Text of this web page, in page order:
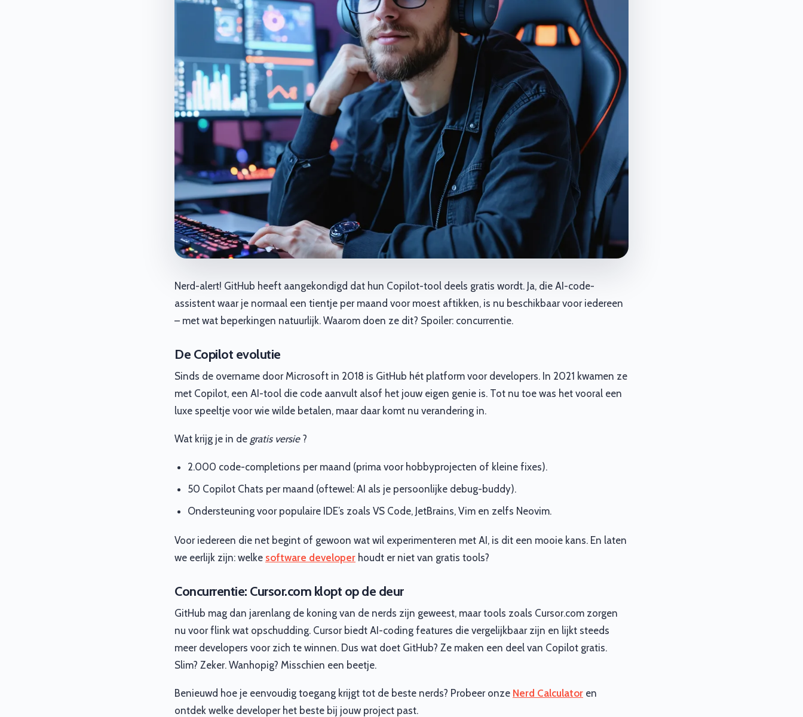
Nerd-alert! GitHub heeft aangekondigd dat hun Copilot-tool deels gratis wordt. Ja, die AI-code-
assistent waar je normaal een tientje per maand voor moest aftikken, is nu beschikbaar voor iedereen
– met wat beperkingen natuurlijk. Waarom doen ze dit? Spoiler: concurrentie.
De Copilot evolutie
Sinds de overname door Microsoft in 2018 is GitHub hét platform voor developers. In 2021 kwamen ze
met Copilot, een AI-tool die code aanvult alsof het jouw eigen genie is. Tot nu toe was het vooral een
luxe speeltje voor wie wilde betalen, maar daar komt nu verandering in.
Wat krijg je in de gratis versie?
2.000 code-completions per maand (prima voor hobbyprojecten of kleine fixes).
50 Copilot Chats per maand (oftewel: AI als je persoonlijke debug-buddy).
Ondersteuning voor populaire IDE’s zoals VS Code, JetBrains, Vim en zelfs Neovim.
Voor iedereen die net begint of gewoon wat wil experimenteren met AI, is dit een mooie kans. En laten
we eerlijk zijn: welke software developer houdt er niet van gratis tools?
Concurrentie: Cursor.com klopt op de deur
GitHub mag dan jarenlang de koning van de nerds zijn geweest, maar tools zoals Cursor.com zorgen
nu voor flink wat opschudding. Cursor biedt AI-coding features die vergelijkbaar zijn en lijkt steeds
meer developers voor zich te winnen. Dus wat doet GitHub? Ze maken een deel van Copilot gratis.
Slim? Zeker. Wanhopig? Misschien een beetje.
Benieuwd hoe je eenvoudig toegang krijgt tot de beste nerds? Probeer onze Nerd Calculator en
ontdek welke developer het beste bij jouw project past.